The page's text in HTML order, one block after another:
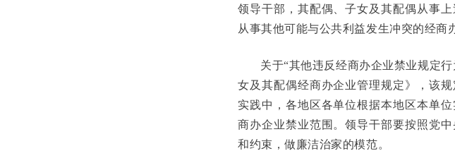
领导干部，其配偶、子女及其配偶从事
从事其他可能与公共利益发生冲突的经商
关于“其他违反经商办企业禁业规定
女及其配偶经商办企业管理规定》，该
实践中，各地区各单位根据本地区本单
商办企业禁业范围。领导干部要按照党
和约束，做廉洁治家的模范。